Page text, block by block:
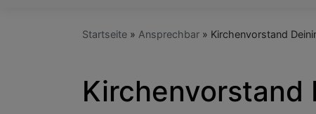
Startseite Ansprechbar Kirchenvorstand
Kirchenvorstand